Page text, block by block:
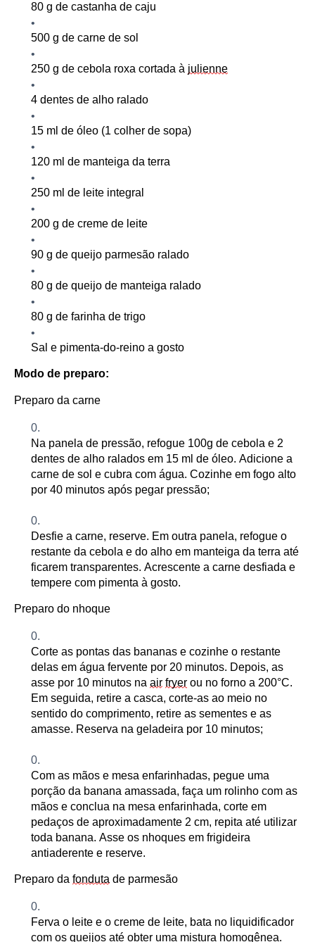
80 g de castanha de caju
500 g de carne de sol
250 g de cebola roxa cortada à julienne
4 dentes de alho ralado
15 ml de óleo (1 colher de sopa)
120 ml de manteiga da terra
250 ml de leite integral
200 g de creme de leite
90 g de queijo parmesão ralado
80 g de queijo de manteiga ralado
80 g de farinha de trigo
Sal e pimenta-do-reino a gosto
Modo de preparo:
Preparo da carne
Na panela de pressão, refogue 100g de cebola e 2
dentes de alho ralados em 15 ml de óleo. Adicione a
carne de sol e cubra com água. Cozinhe em fogo alto
por 40 minutos após pegar pressão;
Desfie a carne, reserve. Em outra panela, refogue o
restante da cebola e do alho em manteiga da terra até
ficarem transparentes. Acrescente a carne desfiada e
tempere com pimenta à gosto.
Preparo do nhoque
Corte as pontas das bananas e cozinhe o restante
del as em água fervente por 20 minutos. Depois, as
asse por 10 minutos na air fryer ou no forno a 200°C.
Em seguida, retire a casca, corte-as ao meio no
sentido do comprimento, retire as sementes e as
amasse. Reserva na geladeira por 10 minutos;
Com as mãos e mesa enfarinhadas, pegue uma
porção da banana amassada, faça um rolinho com as
mãos e conclua na mesa enfarinhada, corte em
pedaços de aproximadamente 2 cm, repita até utilizar
toda banana. Asse os nhoques em frigideira
antiaderente e reserve.
Preparo da fonduta de parmesão
Ferva o leite e o creme de leite, bata no liquidificador
com os queijos até obter uma mistura homogênea.